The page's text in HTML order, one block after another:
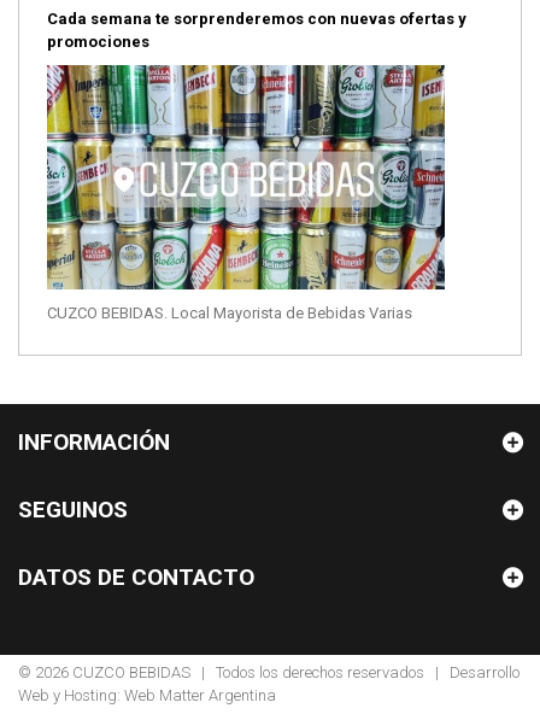
Cada semana te sorprenderemos con nuevas ofertas y
promociones
CUZCO BEBIDAS. Local Mayorista de Bebidas Varias
INFORMACIÓN
© 2026 CUZCO BEBIDAS | Todos los derechos reservados | Desarrollo
Web y Hosting: Web Matter Argentina
SEGUINOS
DATOS DE CONTACTO